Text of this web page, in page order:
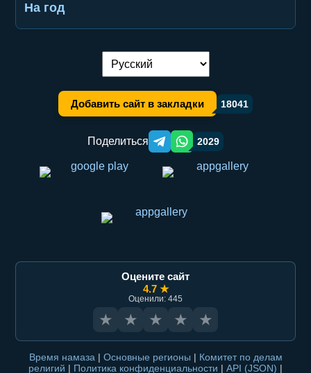
На год
Переключение языка:
Добавить сайт в закладки 18041
Поделиться Telegram orqali ulashish
WhatsApp orqali ulashish
2029
Оцените сайт
4.7 ★
Оценили: 445
★ ★ ★ ★ ★
Время намаза | Основные регионы | Комитет по делам
религий | Политика конфиденциальности | API (JSON) |